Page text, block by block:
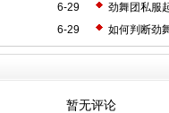
6-29
劲舞团私服
6-29
如何判断劲
暂无评论